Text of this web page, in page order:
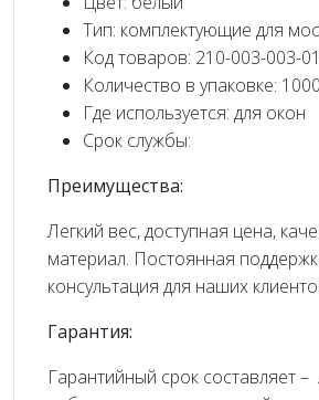
Тип: комплектующие для
Код товаров: 210-003-003-
Количество в упаковке: 1000
Где используется: для окон
Срок службы:
Преимущества:
Легкий вес, доступная цена,
материал. Постоянная
консультация для наших
Гарантия:
Гарантийный срок составляет –